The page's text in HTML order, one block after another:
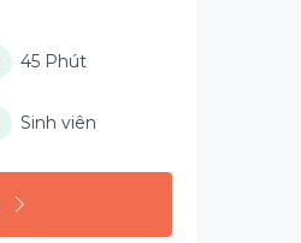
45 Phút
Sinh viên